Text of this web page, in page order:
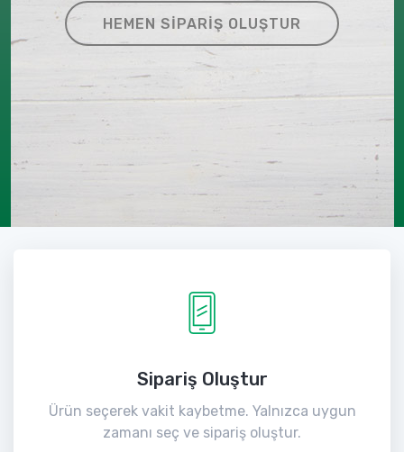
HEMEN SIPARIŞ OLUŞTUR
Sipariş Oluştur
Ürün seçerek vakit kaybetme. Yalnızca uygun
zamanı seç ve sipariş oluştur.